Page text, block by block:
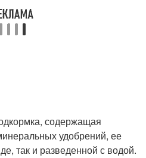
содержащая
удобрений, ее
так и разведенной с водой.